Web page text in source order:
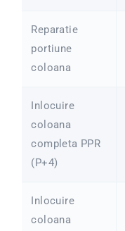
Reparatie
portiune
coloana
Inlocuire
coloana
completa PPR
(P+4)
Inlocuire
coloana